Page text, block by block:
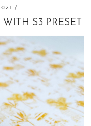
S3 PRESET